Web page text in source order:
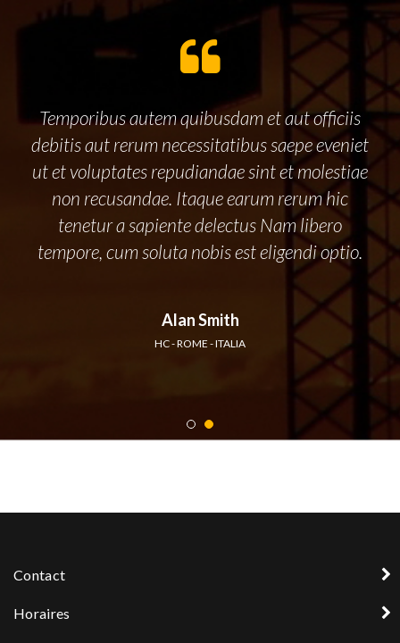
Temporibus autem quibusdam et aut officiis
debitis aut rerum necessitatibus saepe eveniet
ut et voluptates repudiandae sint et molestiae
non recusandae. Itaque earum rerum hic
tenetur a sapiente delectus Nam libero
tempore, cum soluta nobis est eligendi optio.
Alan Smith
HC - ROME - ITALIA
Contact
Horaires